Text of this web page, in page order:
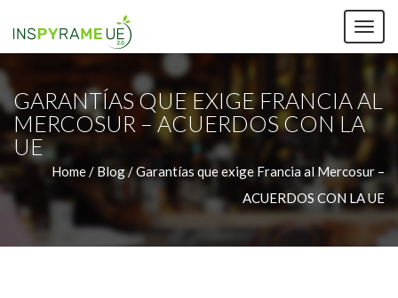
GARANTÍAS QUE EXIGE FRANCIA AL
MERCOSUR – ACUERDOS CON LA
UE
Home / Blog / Garantías que exige Francia al Mercosur –
ACUERDOS CON LA UE